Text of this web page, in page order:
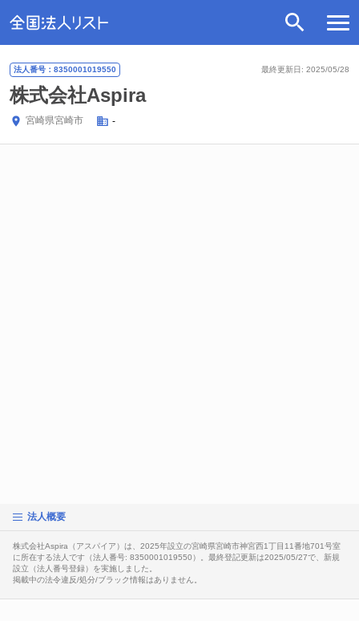
最終更新日: 2025/05/28
法人番号：8350001019550
株式会社Aspira
宮崎県宮崎市 -
法人概要
株式会社Aspira（アスパイア）は、2025年設立の宮崎県宮崎市神宮西1丁目11番地701号室
に所在する法人です（法人番号: 8350001019550）。最終登記更新は2025/05/27で、新規
設立（法人番号登録）を実施しました。
掲載中の法令違反/処分/ブラック情報はありません。